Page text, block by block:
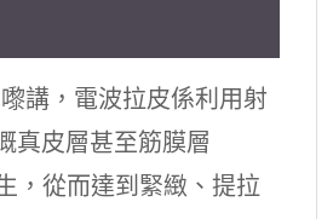
講，電波拉皮係利用射
真皮層甚至筋膜層
，從而達到緊緻、提拉